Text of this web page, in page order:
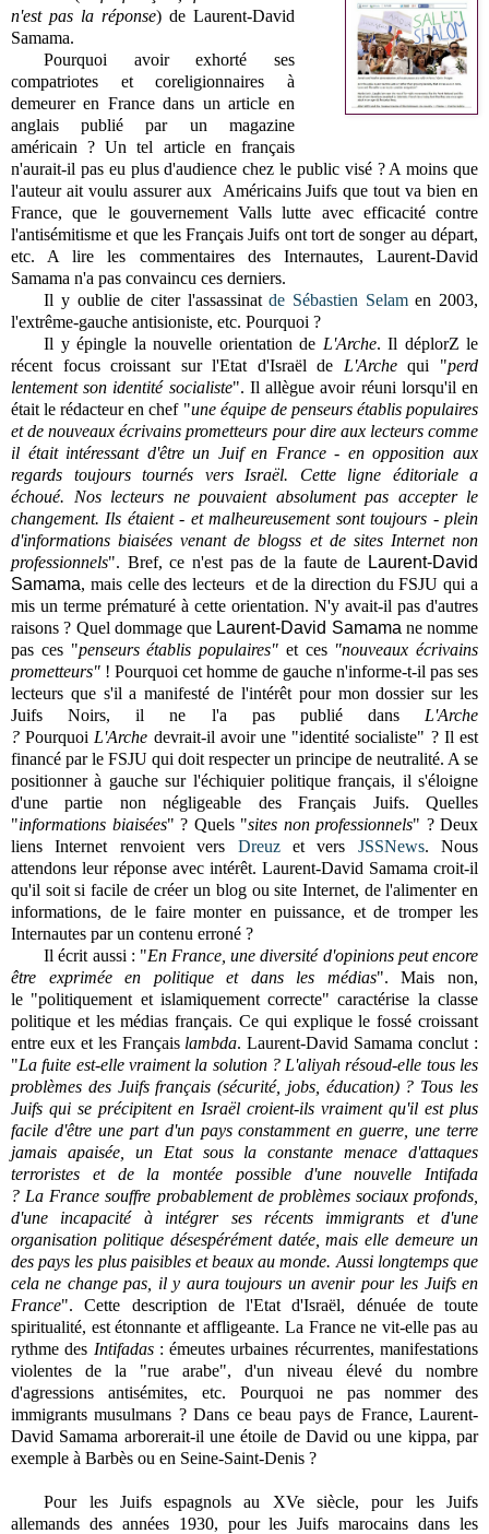
n'est pas la réponse) de Laurent-David
Samama.
Pourquoi avoir exhorté ses
compatriotes et coreligionnaires à
demeurer en France dans un article en
anglais publié par un magazine
américain ? Un tel article en français
n'aurait-il pas eu plus d'audience chez le public visé ? A moins que
l'auteur ait voulu assurer aux Américains Juifs que tout va bien en
France, que le gouvernement Valls lutte avec efficacité contre
l'antisémitisme et que les Français Juifs ont tort de songer au départ,
etc. A lire les commentaires des Internautes, Laurent-David
Samama n'a pas convaincu ces derniers.
Il y oublie de citer l'assassinatde Sébastien Selamen 2003,
l'extrême-gauche antisioniste, etc. Pourquoi ?
Il y épingle la nouvelle orientation de L'Arche. Il déplorZ le
récent focus croissant sur l'Etat d'Israël de L'Archequi "perd
lentement son identité socialiste". Il allègue avoir réuni lorsqu'il en
était le rédacteur en chef "une équipe de penseurs établis populaires
et de nouveaux écrivains prometteurs pour dire aux lecteurs comme
il était intéressant d'être un Juif en France - en opposition aux
regards toujours tournés vers Israël. Cette ligne éditoriale a
échoué. Nos lecteurs ne pouvaient absolument pas accepter le
changement. Ils étaient - et malheureusement sont toujours - plein
d'informations biaisées venant de blogss et de sites Internet non
professionnels". Bref, ce n'est pas de la faute de Laurent-David
Samama, mais celle des lecteurs et de la direction du FSJU qui a
mis un terme prématuré à cette orientation. N'y avait-il pas d'autres
raisons ? Quel dommage que Laurent-David Samama ne nomme
pas ces "penseurs établis populaires" et ces"nouveaux écrivains
prometteurs" ! Pourquoi cet homme de gauche n'informe-t-il pas ses
lecteurs que s'il a manifesté de l'intérêt pour mon dossier sur les
Juifs Noirs, il ne l'a pas publié dans L'Arche
?Pourquoi L'Arche devrait-il avoir une "identité socialiste" ? Il est
financé par le FSJU qui doit respecter un principe de neutralité. A se
positionner à gauche sur l'échiquier politique français, il s'éloigne
d'une partie non négligeable des Français Juifs. Quelles
"informations biaisées" ? Quels "sites non professionnels" ? Deux
liens Internet renvoient vers Dreuz et vers JSSNews. Nous
attendons leur réponse avec intérêt. Laurent-David Samama croit-il
qu'il soit si facile de créer un blog ou site Internet, de l'alimenter en
informations, de le faire monter en puissance, et de tromper les
Internautes par un contenu erroné ?
Il écrit aussi : "En France, une diversité d'opinions peut encore
être exprimée en politique et dans les médias". Mais non,
le "politiquement et islamiquement correcte" caractérise la classe
politique et les médias français. Ce qui explique le fossé croissant
entre eux et les Français lambda. Laurent-David Samama conclut :
"La fuite est-elle vraiment la solution ? L'aliyah résoud-elle tous les
problèmes des Juifs français (sécurité, jobs, éducation) ? Tous les
Juifs qui se précipitent en Israël croient-ils vraiment qu'il est plus
facile d'être une part d'un pays constamment en guerre, une terre
jamais apaisée, un Etat sous la constante menace d'attaques
terroristes et de la montée possible d'une nouvelle Intifada
? La France souffre probablement de problèmes sociaux profonds,
d'une incapacité à intégrer ses récents immigrants et d'une
organisation politique désespérément datée, mais elle demeure un
des pays les plus paisibles et beaux au monde. Aussi longtemps que
cela ne change pas, il y aura toujours un avenir pour les Juifs en
France". Cette description de l'Etat d'Israël, dénuée de toute
spiritualité, est étonnante et affligeante. La France ne vit-elle pas au
rythme des Intifadas: émeutes urbaines récurrentes, manifestations
violentes de la "rue arabe", d'un niveau élevé du nombre
d'agressions antisémites, etc. Pourquoi ne pas nommer des
immigrants musulmans ? Dans ce beau pays de France, Laurent-
David Samama arborerait-il une étoile de David ou une kippa, par
exemple à Barbès ou en Seine-Saint-Denis ?
Pour les Juifs espagnols au XVe siècle, pour les Juifs
allemands des années 1930, pour les Juifs marocains dans les